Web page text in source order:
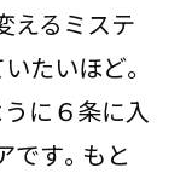
えるミステ
たいほど。
に６条に入
です。もと